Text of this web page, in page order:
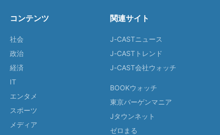
コンテンツ
社会
政治
経済
IT
エンタメ
スポーツ
メディア
関連サイト
J-CASTニュース
J-CASTトレンド
J-CAST会社ウォッチ
BOOKウォッチ
東京バーゲンマニア
Jタウンネット
ゼロまる